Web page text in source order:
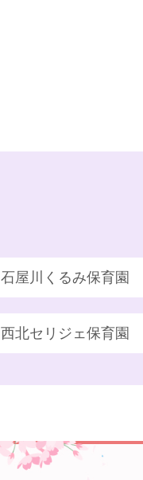
石屋川くるみ保育園
西北セリジェ保育園